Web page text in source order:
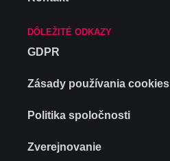
DÔLEŽITÉ ODKAZY
GDPR
Zásady používania cookies
Politika spoločnosti
Zverejnovanie